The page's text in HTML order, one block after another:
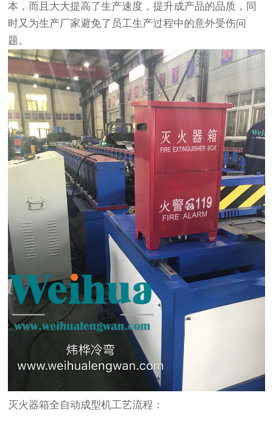
本，而且大大提高了生产速度，提升成产品的品质，同
时又为生产厂家避免了员工生产过程中的意外受伤问
题。
灭火器箱全自动成型机工艺流程：